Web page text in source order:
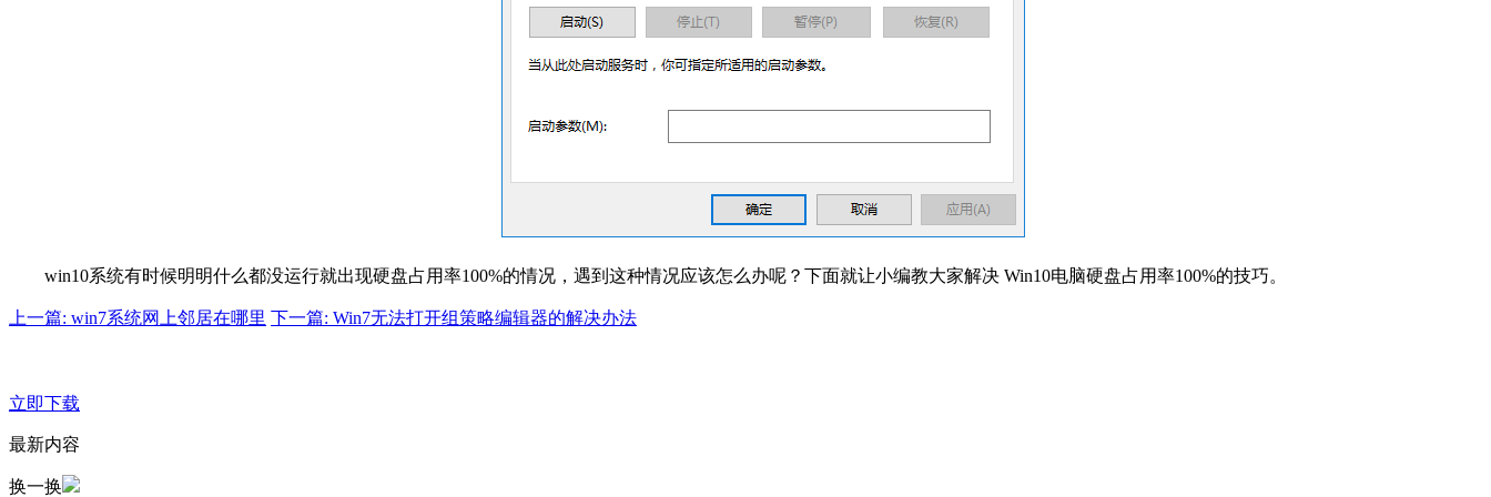
win10系统有时候明明什么都没运行就出现硬盘占用率100%的情况，遇到这种情况应该怎么办呢？下面就让小编教大家解决 Win10电脑硬盘占用率100%的技巧。
上一篇: win7系统网上邻居在哪里 下一篇: Win7无法打开组策略编辑器的解决办法
立即下载
最新内容
换一换